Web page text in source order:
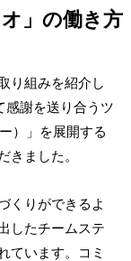
」の働き方
り組みを紹介し
感謝を送り合うツ
）」を展開する
きました。
くりができるよ
したチームステ
ています。コミ